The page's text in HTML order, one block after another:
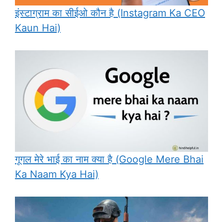
इंस्टाग्राम का सीईओ कौन है (Instagram Ka CEO
Kaun Hai)
गूगल मेरे भाई का नाम क्या है (Google Mere Bhai
Ka Naam Kya Hai)